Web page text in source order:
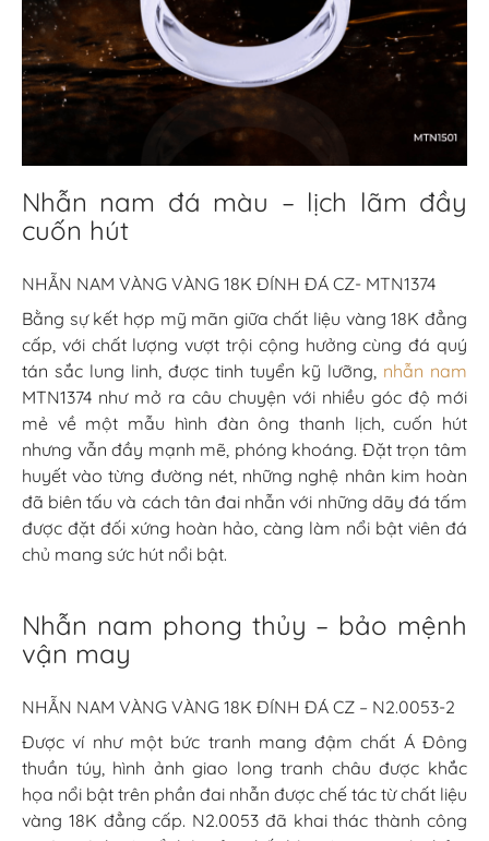
Nhẫn nam đá màu – lịch lãm đầy
cuốn hút
NHẪN NAM VÀNG VÀNG 18K ĐÍNH ĐÁ CZ- MTN1374
Bằng sự kết hợp mỹ mãn giữa chất liệu vàng 18K đẳng
cấp, với chất lượng vượt trội cộng hưởng cùng đá quý
tán sắc lung linh, được tinh tuyển kỹ lưỡng, nhẫn nam
MTN1374 như mở ra câu chuyện với nhiều góc độ mới
mẻ về một mẫu hình đàn ông thanh lịch, cuốn hút
nhưng vẫn đầy mạnh mẽ, phóng khoáng. Đặt trọn tâm
huyết vào từng đường nét, những nghệ nhân kim hoàn
đã biên tấu và cách tân đai nhẫn với những dãy đá tấm
được đặt đối xứng hoàn hảo, càng làm nổi bật viên đá
chủ mang sức hút nổi bật.
Nhẫn nam phong thủy – bảo mệnh
vận may
NHẪN NAM VÀNG VÀNG 18K ĐÍNH ĐÁ CZ – N2.0053-2
Được ví như một bức tranh mang đậm chất Á Đông
thuần túy, hình ảnh giao long tranh châu được khắc
họa nổi bật trên phần đai nhẫn được chế tác từ chất liệu
vàng 18K đẳng cấp. N2.0053 đã khai thác thành công